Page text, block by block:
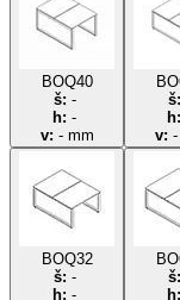
BOQ40
š: -
h: -
v: -mm
š:
h:
v: -
BOQ32
š: -
h: -
š:
h: